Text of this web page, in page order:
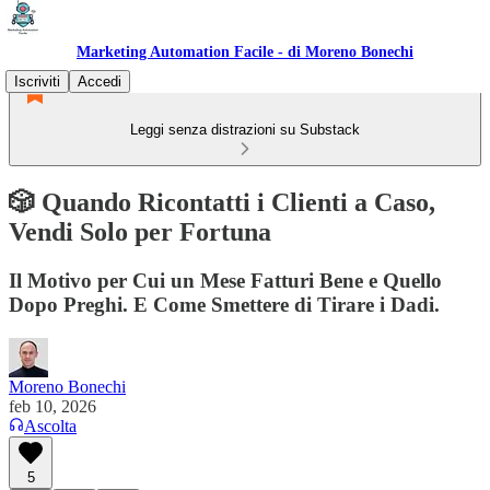
Marketing Automation Facile - di Moreno Bonechi
Iscriviti
Accedi
Leggi senza distrazioni su Substack
🎲 Quando Ricontatti i Clienti a Caso,
Vendi Solo per Fortuna
Il Motivo per Cui un Mese Fatturi Bene e Quello
Dopo Preghi. E Come Smettere di Tirare i Dadi.
Moreno Bonechi
feb 10, 2026
Ascolta
5